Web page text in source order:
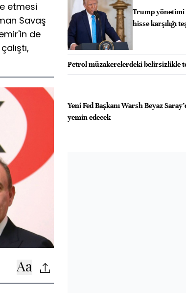
etmesi
Savaş
de
Trump
hisse karşılığı
Petrol müzakerelerdeki belirsizlikle
Yeni Fed Başkanı Warsh Beyaz
yemin edecek